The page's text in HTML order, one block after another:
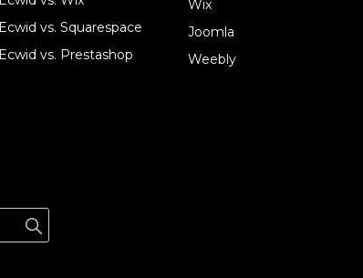
Ecwid vs. Squarespace
Ecwid vs. Prestashop
Wix
Joomla
Weebly